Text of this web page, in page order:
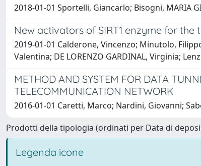
2018-01-01 Sportelli, Giancarlo; Bisogni, MARIA
New activators of SIRT1 enzyme for
2019-01-01 Calderone, Vincenzo; Minutolo,
Valentina; DE LORENZO GARDINAL, Virginia;
METHOD AND SYSTEM FOR DATA
TELECOMMUNICATION NETWORK
2016-01-01 Caretti, Marco; Nardini, Giovanni;
Prodotti della tipologia (ordinati per Data di
Legenda icone